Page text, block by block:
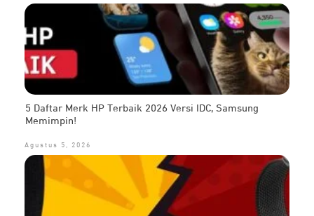
5 Daftar Merk HP Terbaik 2026 Versi IDC, Samsung
Memimpin!
Agustus 5, 2026